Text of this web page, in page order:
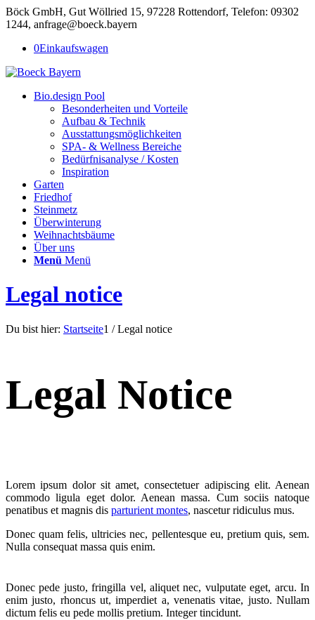
Böck GmbH, Gut Wöllried 15, 97228 Rottendorf, Telefon: 09302
1244, anfrage@boeck.bayern
0Einkaufswagen
Bio.design Pool
Besonderheiten und Vorteile
Aufbau & Technik
Ausstattungsmöglichkeiten
SPA- & Wellness Bereiche
Bedürfnisanalyse / Kosten
Inspiration
Garten
Friedhof
Steinmetz
Überwinterung
Weihnachtsbäume
Über uns
Menü Menü
Legal notice
Du bist hier: Startseite1 / Legal notice
Legal Notice
Lorem ipsum dolor sit amet, consectetuer adipiscing elit. Aenean
commodo ligula eget dolor. Aenean massa. Cum sociis natoque
penatibus et magnis dis parturient montes, nascetur ridiculus mus.
Donec quam felis, ultricies nec, pellentesque eu, pretium quis, sem.
Nulla consequat massa quis enim.
Donec pede justo, fringilla vel, aliquet nec, vulputate eget, arcu. In
enim justo, rhoncus ut, imperdiet a, venenatis vitae, justo. Nullam
dictum felis eu pede mollis pretium. Integer tincidunt.